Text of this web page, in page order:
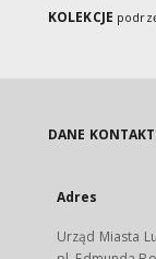
KOLEKCJE
DANE
Adres
Urząd Miasta